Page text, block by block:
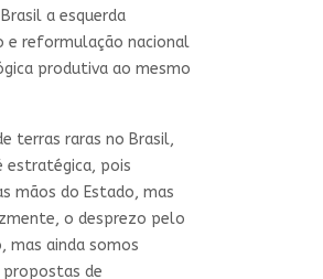
a esquerda
e reformulação nacional
produtiva ao mesmo
terras raras no Brasil,
estratégica, pois
mãos do Estado, mas
o desprezo pelo
mas ainda somos
de